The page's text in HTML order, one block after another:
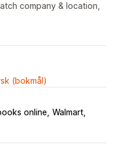
company & location,
(bokmål)
online Walmart